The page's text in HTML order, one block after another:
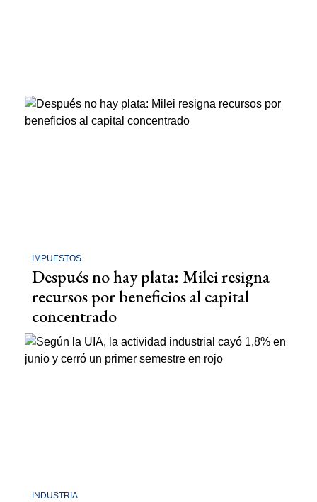
IMPUESTOS
Después no hay plata: Milei resigna
recursos por beneficios al capital
concentrado
INDUSTRIA